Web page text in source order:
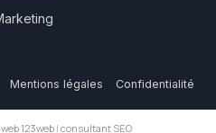
Mentions légales Confidentialité
123web| consultant SEO